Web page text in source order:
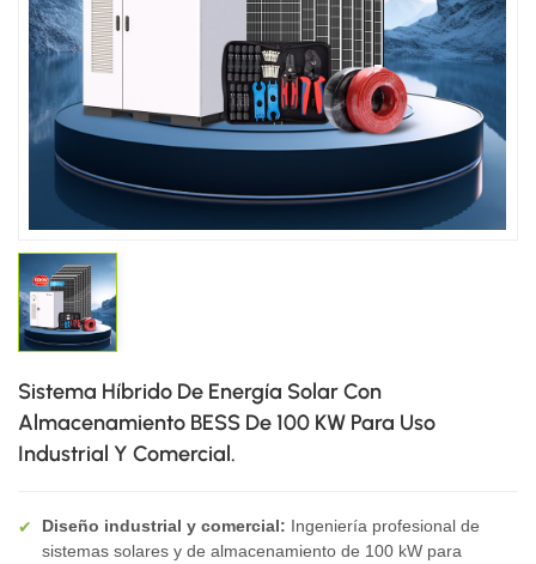
Sistema Híbrido De Energía Solar Con
Almacenamiento BESS De 100 KW Para Uso
Industrial Y Comercial.
✔ Diseño industrial y comercial: Ingeniería profesional de
sistemas solares y de almacenamiento de 100 kW para